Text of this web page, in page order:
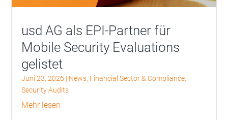
usd AG als EPI-Partner für
Mobile Security Evaluations
gelistet
Juni 23, 2026 | News, Financial Sector & Compliance,
Security Audits
mehr lesen